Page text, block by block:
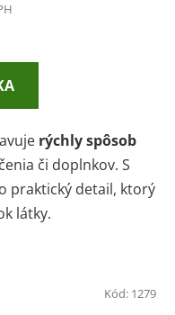
rýchly spôsob
či doplnkov. S
praktický detail, ktorý
látky.
Kód: 1279